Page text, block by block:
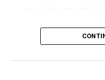
نومبر 2025 سے لیبارٹری میں ہر مہینے 3,000 سے زائد
کی جا رہی ہے۔